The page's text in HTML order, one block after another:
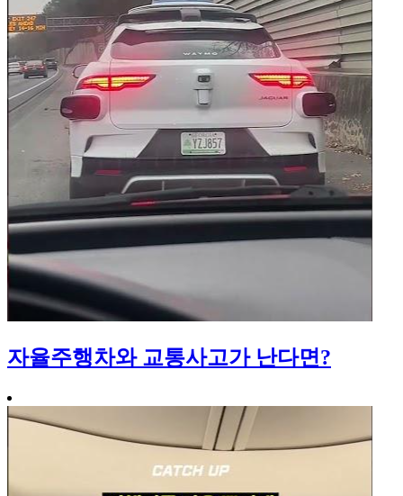
자율주행차와 교통사고가 난다면?